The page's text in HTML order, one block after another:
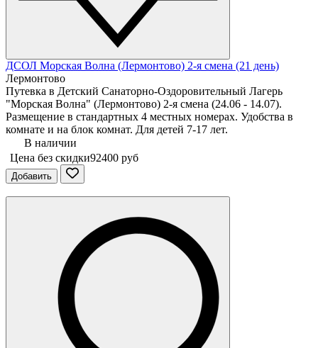
ДСОЛ Морская Волна (Лермонтово) 2-я смена (21 день)
Лермонтово
Путевка в Детский Санаторно-Оздоровительный Лагерь
"Морская Волна" (Лермонтово) 2-я смена (24.06 - 14.07).
Размещение в стандартных 4 местных номерах. Удобства в
комнате и на блок комнат. Для детей 7-17 лет.
В наличии
Цена без скидки92400 руб
Добавить